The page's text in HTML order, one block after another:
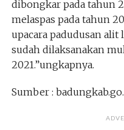
dibongkar pada tahun
melaspas pada tahun
upacara padudusan
sudah dilaksanakan
2021.”ungkapnya.
Sumber :